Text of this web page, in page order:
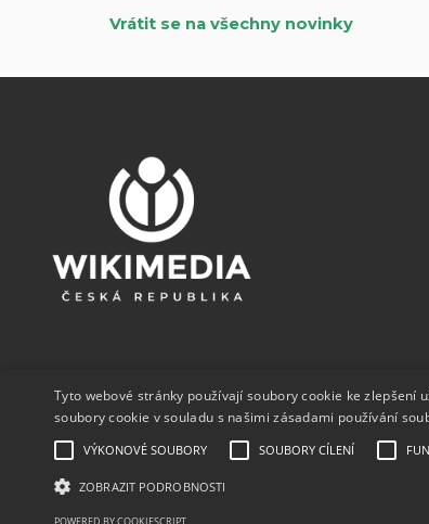
Vrátit se na všechny novinky
Tyto webové stránky používají soubory cookie ke zlepšení
soubory cookie v souladu s našimi zásadami používání
VÝKONOVÉ SOUBORY SOUBORY CÍLENÍ
ZOBRAZIT PODROBNOSTI